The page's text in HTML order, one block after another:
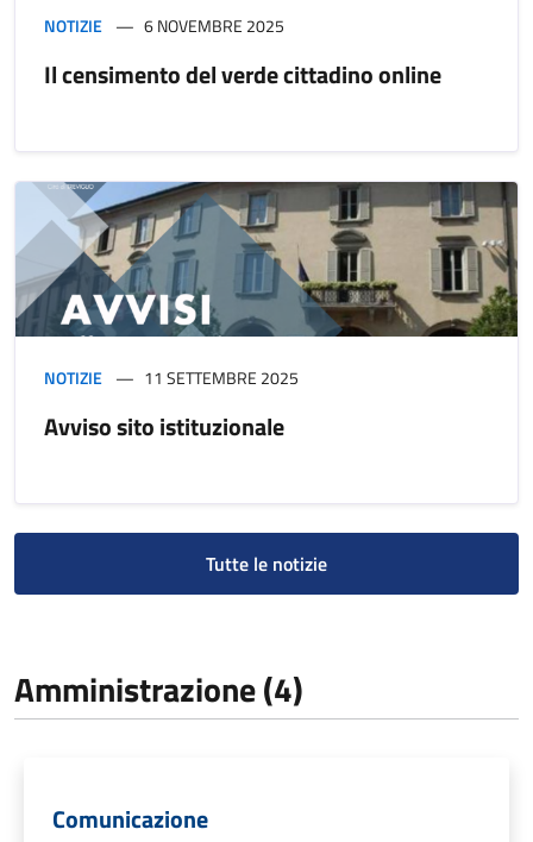
NOTIZIE 6 NOVEMBRE 2025
Il censimento del verde cittadino online
NOTIZIE 11 SETTEMBRE 2025
Avviso sito istituzionale
Tutte le notizie
Amministrazione (4)
Comunicazione